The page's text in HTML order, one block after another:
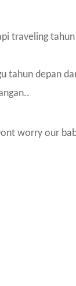
traveling
tahun depan
worry our